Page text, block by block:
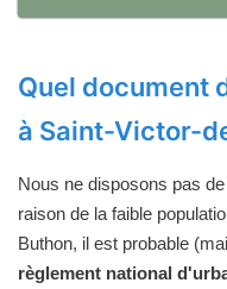
Quel document
à Saint-Victor-
Nous ne disposons pas
raison de la faible
Buthon, il est probable
règlement national